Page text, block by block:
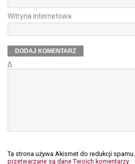
Witryna internetowa
Δ
Ta strona używa Akismet do redukcji spamu.
przetwarzane są dane Twoich komentarzy.